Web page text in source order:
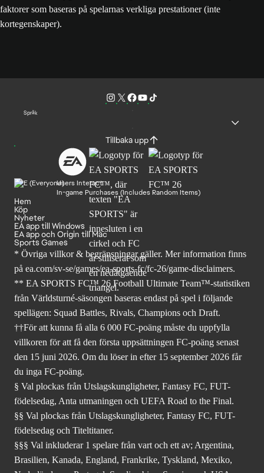
faktorer som baseras på spelarnas verkliga prestationer (inte
kortegenskaper).
Språk
Tillbaka upp
Users Interact
In-game Purchases (Includes Random Items)
Hem
Köp
Nyheter
EA app till Windows
EA app och Origin till Mac
Sports Games
* Övriga villkor & begränsningar gäller. Merinformation finns
på ea.com/sv-se/games/ea-sports-fc/fc-26/game-disclaimers.
** EA SPORTS FC™ 26 Football Ultimate Team™-statistiken
från Världsturné-säsongen baseras endast på spel i följande
spellägen: Squad Battles, Rivals, Champions och Draft.
††För att kunna få alla 6 000 FC-poäng måste du uppfylla
villkoren för att få den första uppsättningen FC-poäng senast
den 15 juni 2026. Om du löser in efter 15 september 2026 får
du inga FC-poäng.
§ Val plockas från Utslagskungligheter, Fantasy FC, FUT-
födelsedag, Anta utmaningen och UEFA Road to the Final.
§§ Val plockas från Utslagskungligheter, Fantasy FC, FUT-
födelsedag och Titeltitaner.
§§§ Val inkluderar 1 spelare från vart och ett av; Argentina,
Brasilien, Kanada, England, Frankrike, Tyskland, Mexiko,